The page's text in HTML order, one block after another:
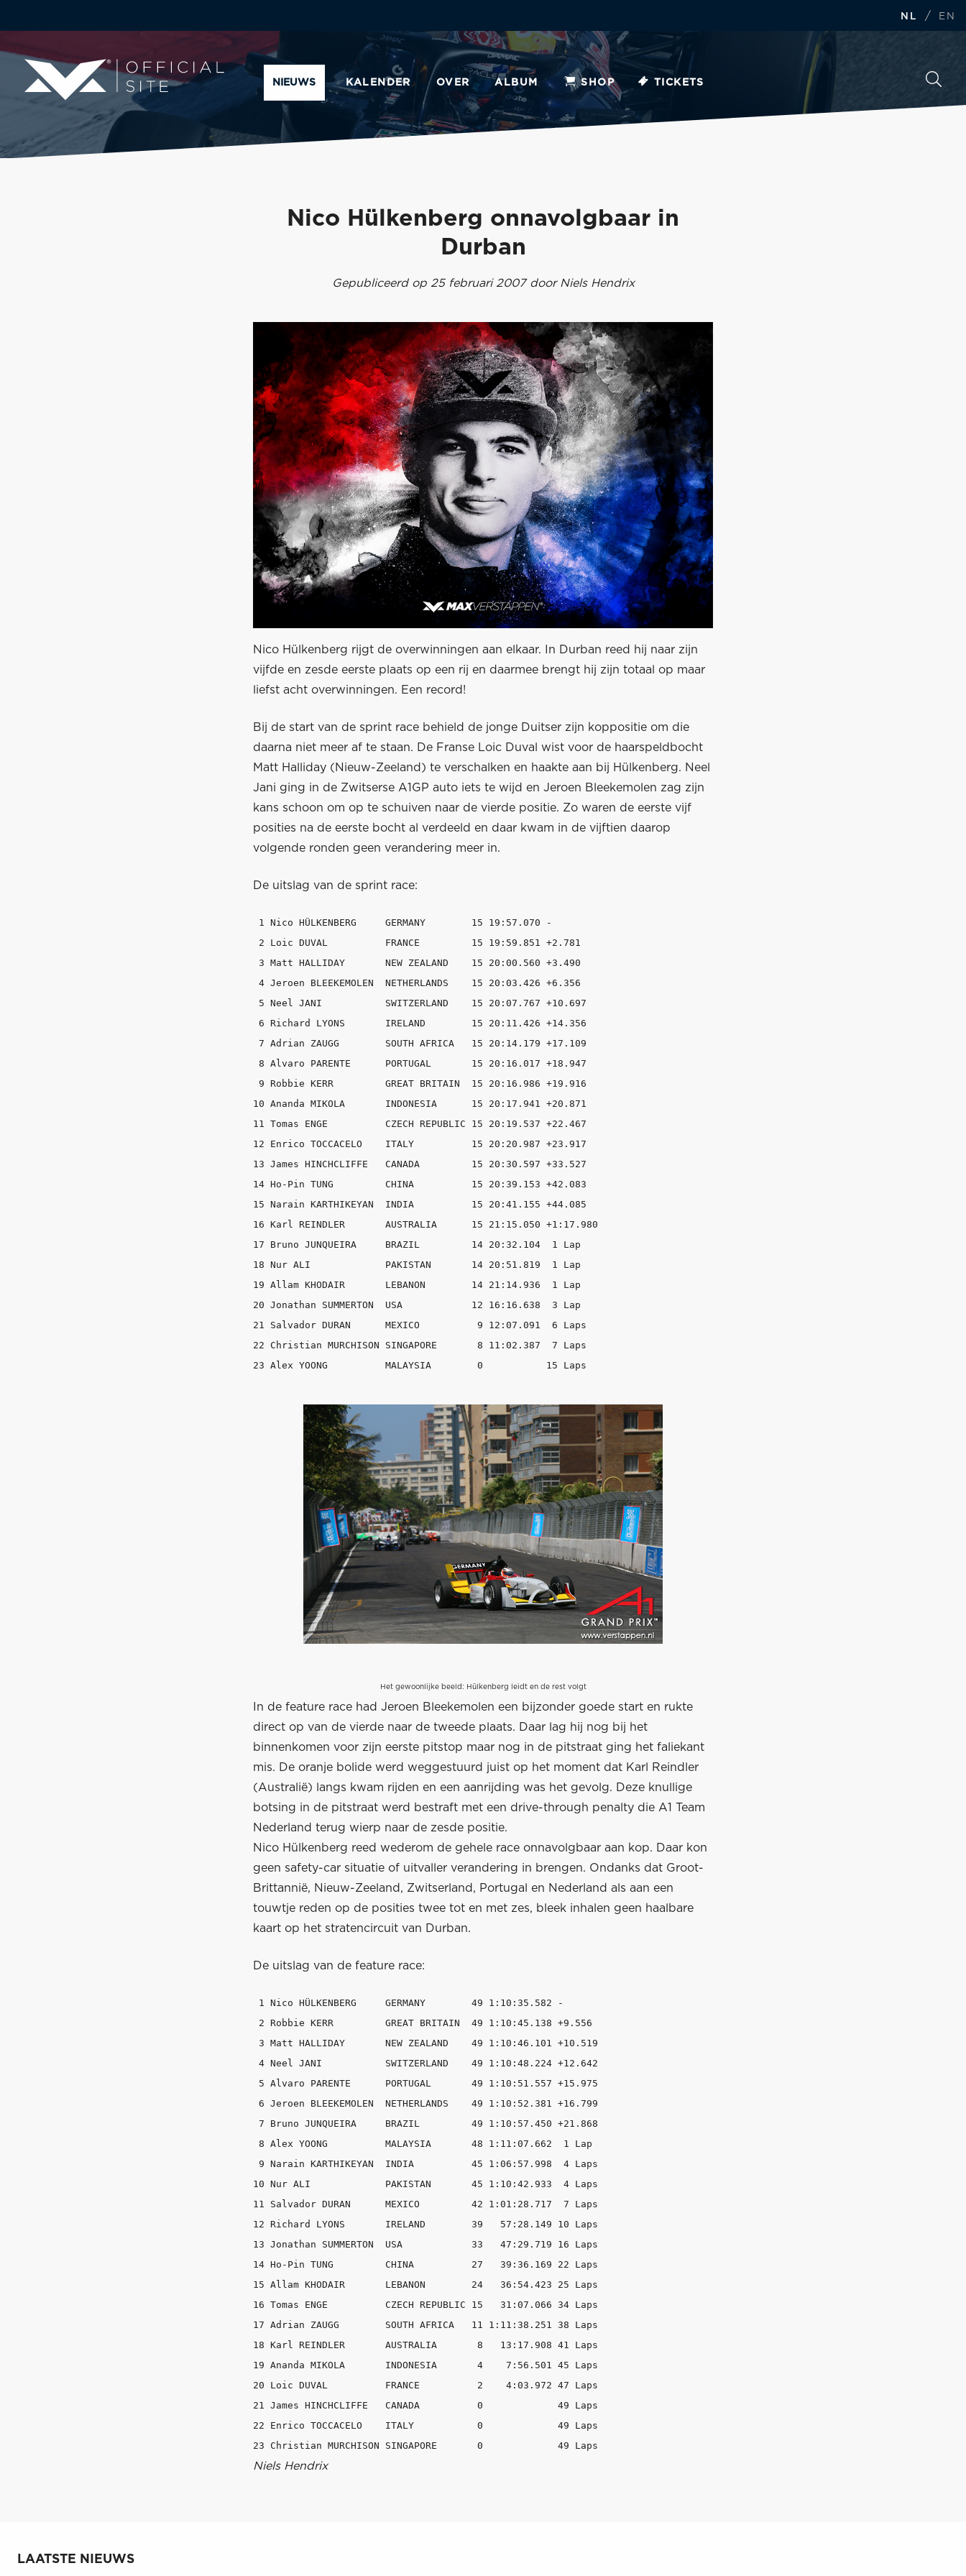
NL / EN
NIEUWS KALENDER OVER ALBUM SHOP TICKETS
Nico Hülkenberg onnavolgbaar in
Durban
Gepubliceerd op 25 februari 2007 door Niels Hendrix
Nico Hülkenberg rijgt de overwinningen aan elkaar. In Durban reed hij naar zijn
vijfde en zesde eerste plaats op een rij en daarmee brengt hij zijn totaal op maar
liefst acht overwinningen. Een record!
Bij de start van de sprint race behield de jonge Duitser zijn koppositie om die
daarna niet meer af te staan. De Franse Loic Duval wist voor de haarspeldbocht
Matt Halliday (Nieuw-Zeeland) te verschalken en haakte aan bij Hülkenberg. Neel
Jani ging in de Zwitserse A1GP auto iets te wijd en Jeroen Bleekemolen zag zijn
kans schoon om op te schuiven naar de vierde positie. Zo waren de eerste vijf
posities na de eerste bocht al verdeeld en daar kwam in de vijftien daarop
volgende ronden geen verandering meer in.
De uitslag van de sprint race:
1 Nico HÜLKENBERG     GERMANY        15 19:57.070 -
2 Loic DUVAL          FRANCE         15 19:59.851 +2.781
3 Matt HALLIDAY       NEW ZEALAND    15 20:00.560 +3.490
4 Jeroen BLEEKEMOLEN  NETHERLANDS    15 20:03.426 +6.356
5 Neel JANI           SWITZERLAND    15 20:07.767 +10.697
6 Richard LYONS       IRELAND        15 20:11.426 +14.356
7 Adrian ZAUGG        SOUTH AFRICA   15 20:14.179 +17.109
8 Alvaro PARENTE      PORTUGAL       15 20:16.017 +18.947
9 Robbie KERR         GREAT BRITAIN  15 20:16.986 +19.916
10 Ananda MIKOLA       INDONESIA      15 20:17.941 +20.871
11 Tomas ENGE          CZECH REPUBLIC 15 20:19.537 +22.467
12 Enrico TOCCACELO    ITALY          15 20:20.987 +23.917
13 James HINCHCLIFFE   CANADA         15 20:30.597 +33.527
14 Ho-Pin TUNG         CHINA          15 20:39.153 +42.083
15 Narain KARTHIKEYAN  INDIA          15 20:41.155 +44.085
16 Karl REINDLER       AUSTRALIA      15 21:15.050 +1:17.980
17 Bruno JUNQUEIRA     BRAZIL         14 20:32.104  1 Lap
18 Nur ALI             PAKISTAN       14 20:51.819  1 Lap
19 Allam KHODAIR       LEBANON        14 21:14.936  1 Lap
20 Jonathan SUMMERTON  USA            12 16:16.638  3 Lap
21 Salvador DURAN      MEXICO          9 12:07.091  6 Laps
22 Christian MURCHISON SINGAPORE       8 11:02.387  7 Laps
Het gewoonlijke beeld: Hülkenberg leidt en de rest volgt
In de feature race had Jeroen Bleekemolen een bijzonder goede start en rukte
direct op van de vierde naar de tweede plaats. Daar lag hij nog bij het
binnenkomen voor zijn eerste pitstop maar nog in de pitstraat ging het faliekant
mis. De oranje bolide werd weggestuurd juist op het moment dat Karl Reindler
(Australië) langs kwam rijden en een aanrijding was het gevolg. Deze knullige
botsing in de pitstraat werd bestraft met een drive-through penalty die A1 Team
Nederland terug wierp naar de zesde positie.
Nico Hülkenberg reed wederom de gehele race onnavolgbaar aan kop. Daar kon
geen safety-car situatie of uitvaller verandering in brengen. Ondanks dat Groot-
Brittannië, Nieuw-Zeeland, Zwitserland, Portugal en Nederland als aan een
touwtje reden op de posities twee tot en met zes, bleek inhalen geen haalbare
kaart op het stratencircuit van Durban.
De uitslag van de feature race:
1 Nico HÜLKENBERG     GERMANY        49 1:10:35.582 -
2 Robbie KERR         GREAT BRITAIN  49 1:10:45.138 +9.556
3 Matt HALLIDAY       NEW ZEALAND    49 1:10:46.101 +10.519
4 Neel JANI           SWITZERLAND    49 1:10:48.224 +12.642
5 Alvaro PARENTE      PORTUGAL       49 1:10:51.557 +15.975
6 Jeroen BLEEKEMOLEN  NETHERLANDS    49 1:10:52.381 +16.799
7 Bruno JUNQUEIRA     BRAZIL         49 1:10:57.450 +21.868
8 Alex YOONG          MALAYSIA       48 1:11:07.662  1 Lap
9 Narain KARTHIKEYAN  INDIA          45 1:06:57.998  4 Laps
10 Nur ALI             PAKISTAN       45 1:10:42.933  4 Laps
11 Salvador DURAN      MEXICO         42 1:01:28.717  7 Laps
12 Richard LYONS       IRELAND        39   57:28.149 10 Laps
13 Jonathan SUMMERTON  USA            33   47:29.719 16 Laps
14 Ho-Pin TUNG         CHINA          27   39:36.169 22 Laps
15 Allam KHODAIR       LEBANON        24   36:54.423 25 Laps
16 Tomas ENGE          CZECH REPUBLIC 15   31:07.066 34 Laps
17 Adrian ZAUGG        SOUTH AFRICA   11 1:11:38.251 38 Laps
18 Karl REINDLER       AUSTRALIA       8   13:17.908 41 Laps
19 Ananda MIKOLA       INDONESIA       4    7:56.501 45 Laps
20 Loic DUVAL          FRANCE          2    4:03.972 47 Laps
21 James HINCHCLIFFE   CANADA          0             49 Laps
22 Enrico TOCCACELO    ITALY           0             49 Laps
Niels Hendrix
LAATSTE NIEUWS